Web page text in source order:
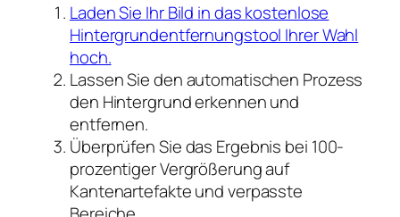
Laden Sie Ihr Bild in das kostenlose
Hintergrundentfernungstool Ihrer Wahl
hoch.
Lassen Sie den automatischen Prozess
den Hintergrund erkennen und
entfernen.
Überprüfen Sie das Ergebnis bei 100-
prozentiger Vergrößerung auf
Kantenartefakte und verpasste